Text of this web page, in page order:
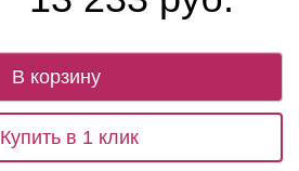
В корзину
Купить в 1 клик